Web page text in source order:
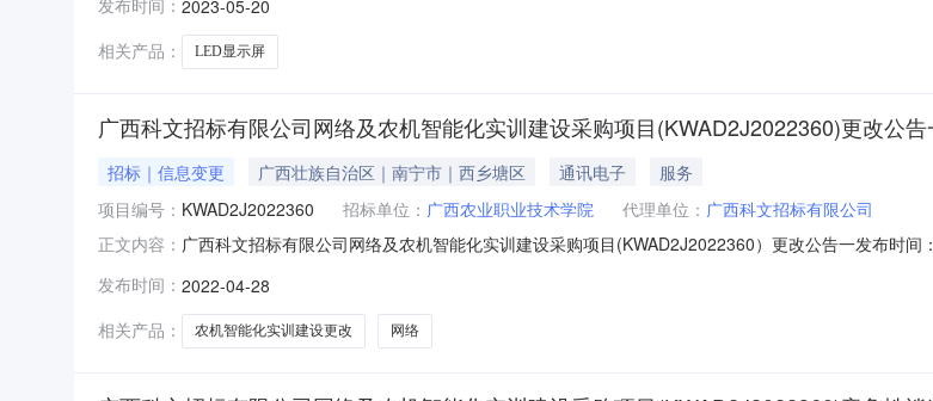
LED电子显示屏”1.技术参数“一、具体参数”第2条：原为：2.屏体（含箱体框）尺寸：长度7700mm
发布时间： 2023-05-20
相关产品：
LED显示屏
广西科文招标有限公司网络及农机智能化实训建设采购项目(KWAD2J2022360)更改公告
招标｜信息变更 广西壮族自治区｜南宁市｜西乡塘区 通讯电子
服务
项目编号： KWAD2J2022360 招标单位： 广西农业职业技术学院 代理单位： 广西科文招标有限公司
正文内容： 广西科文招标有限公司网络及农机智能化实训建设采购项目(KWAD2J2022360）更改公告一发布时
技术规格、参数及要求B分标“中型植保无人机1套”更改为“中型植保无人机2套”。三、其他补充事宜
发布时间： 2022-04-28
相关产品：
农机智能化实训建设更改 网络